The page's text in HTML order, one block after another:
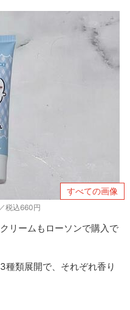
すべての画像
税込660円
リームもローソンで購入で
種類展開で、それぞれ香り